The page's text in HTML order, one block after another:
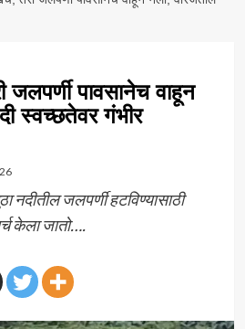
जलपर्णी पावसानेच वाहून
स्वच्छतेवर गंभीर
नदीतील जलपर्णी हटविण्यासाठी
केला जातो….